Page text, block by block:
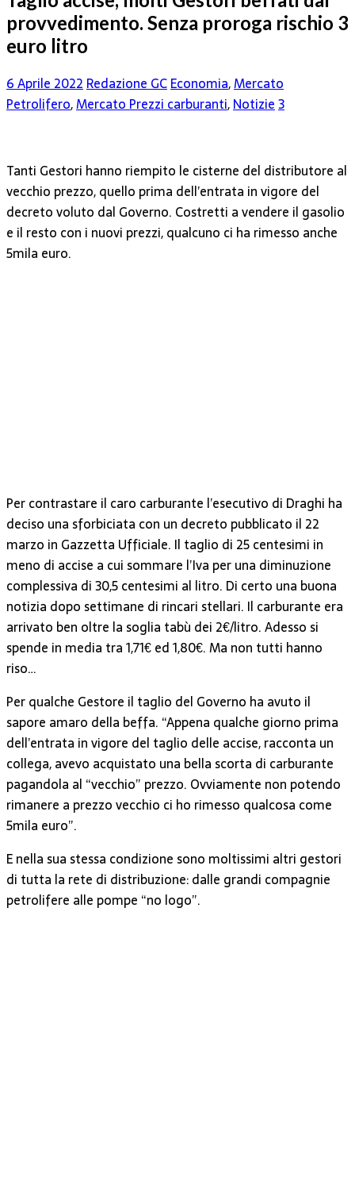
provvedimento. Senza proroga rischio 3
euro litro
6 Aprile 2022 Redazione GCEconomia,Mercato
Petrolifero,Mercato Prezzi carburanti,Notizie3
Tanti Gestori hanno riempito le cisterne del distributore al
vecchio prezzo, quello prima dell’entrata in vigore del
decreto voluto dal Governo. Costretti a vendere il gasolio
e il resto con i nuovi prezzi, qualcuno ci ha rimesso anche
5mila euro.
Per contrastare il caro carburante l’esecutivo di Draghi ha
deciso una sforbiciata con un decreto pubblicato il 22
marzo in Gazzetta Ufficiale. Il taglio di 25 centesimi in
meno di accise a cui sommare l’Iva per una diminuzione
complessiva di 30,5 centesimi al litro. Di certo una buona
notizia dopo settimane di rincari stellari. Il carburante era
arrivato ben oltre la soglia tabù dei 2€/litro. Adesso si
spende in media tra 1,71€ ed 1,80€. Ma non tutti hanno
riso…
Per qualche Gestore il taglio del Governo ha avuto il
sapore amaro della beffa. “Appena qualche giorno prima
dell’entrata in vigore del taglio delle accise, racconta un
collega, avevo acquistato una bella scorta di carburante
pagandola al “vecchio” prezzo. Ovviamente non potendo
rimanere a prezzo vecchio ci ho rimesso qualcosa come
5mila euro”.
E nella sua stessa condizione sono moltissimi altri gestori
di tutta la rete di distribuzione: dalle grandi compagnie
petrolifere alle pompe “no logo”.